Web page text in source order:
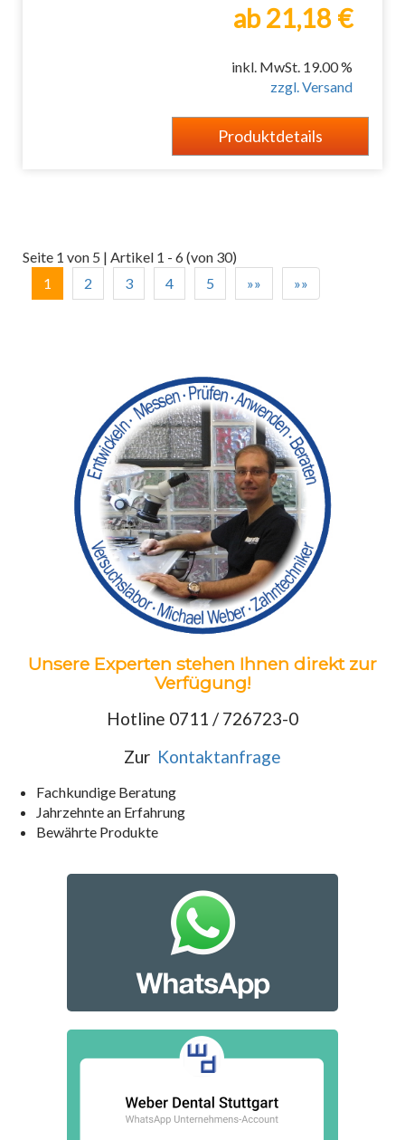
ab 21,18 €
inkl. MwSt. 19.00 %
zzgl. Versand
Produktdetails
Seite 1 von 5 | Artikel 1 - 6 (von 30)
1
2 3 4 5 »» »»
Unsere Experten stehen Ihnen direkt zur
Verfügung!
Hotline 0711 / 726723-0
Zur Kontaktanfrage
Fachkundige Beratung
Jahrzehnte an Erfahrung
Bewährte Produkte